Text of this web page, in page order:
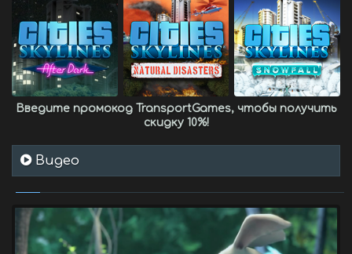
Введите промокод TransportGames, чтобы получить
скидку 10%!
Видео